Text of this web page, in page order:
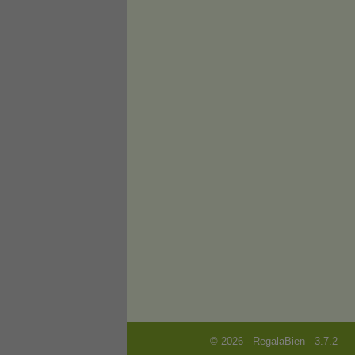
© 2026 - RegalaBien - 3.7.2